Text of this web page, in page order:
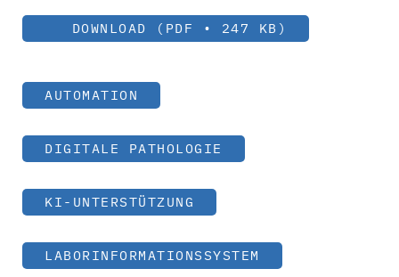
DOWNLOAD (PDF • 247 KB)
AUTOMATION
DIGITALE PATHOLOGIE
KI-UNTERSTÜTZUNG
LABORINFORMATIONSSYSTEM